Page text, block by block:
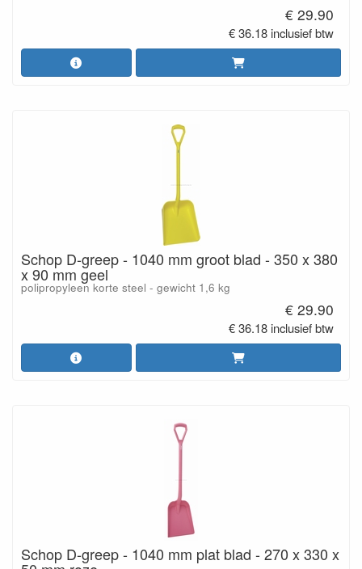
€ 29.90
€ 36.18 inclusief btw
Schop D-greep - 1040 mm groot blad - 350 x 380
x 90 mm geel
polipropyleen korte steel - gewicht 1,6 kg
€ 29.90
€ 36.18 inclusief btw
Schop D-greep - 1040 mm plat blad - 270 x 330 x